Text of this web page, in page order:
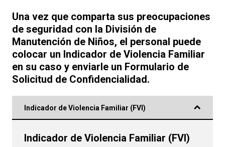
Una vez que comparta sus preocupaciones
de seguridad con la División de
Manutención de Niños, el personal puede
colocar un Indicador de Violencia Familiar
en su caso y enviarle un Formulario de
Solicitud de Confidencialidad.
Indicador de Violencia Familiar (FVI)
Indicador de Violencia Familiar (FVI)